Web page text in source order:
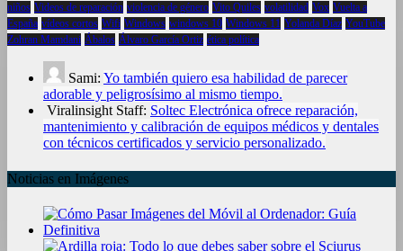
niños Videos de reparación violencia de género Vito Quiles volatilidad Vox Vuelta a
España vídeos cortos Wifi Windows windows 10 Windows 11 Yolanda Díaz YouTube
Zohran Mamdani Ábalos Álvaro García Ortiz ética política
Sami: Yo también quiero esa habilidad de parecer
adorable y peligrosísimo al mismo tiempo.
Viralinsight Staff: Soltec Electrónica ofrece reparación,
mantenimiento y calibración de equipos médicos y dentales
con técnicos certificados y servicio personalizado.
Noticias en Imágenes